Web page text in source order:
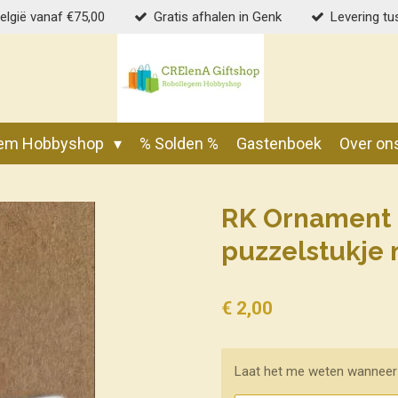
vanaf €75,00 Gratis afhalen in Genk Levering
Hobbyshop % Solden % Gastenboek Over
RK
puzzelstukje
€ 2,00
Laat het me weten